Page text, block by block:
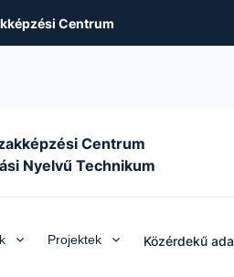
Centrum
Centrum
Nyelvű Technikum
Projektek Közérdekű